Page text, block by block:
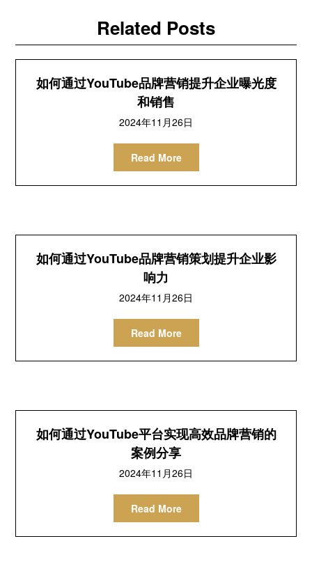
Related Posts
如何通过YouTube品牌营销提升企业曝光度
和销售
2024年11月26日
Read More
如何通过YouTube品牌营销策划提升企业影
响力
2024年11月26日
Read More
如何通过YouTube平台实现高效品牌营销的
案例分享
2024年11月26日
Read More